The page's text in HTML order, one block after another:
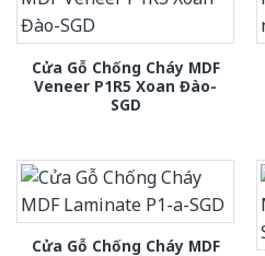
Cửa Gỗ Chống Cháy MDF
Veneer P1R5 Xoan Đào-
SGD
Cửa Gỗ Chống Cháy MDF